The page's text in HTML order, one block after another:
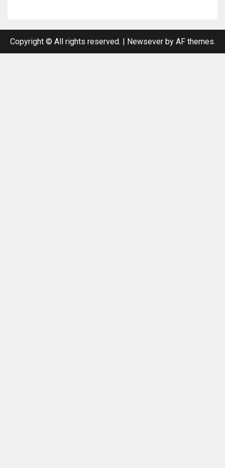
Copyright © All rights reserved. | Newseverby AF themes.